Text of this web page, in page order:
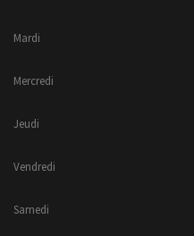
Mardi
Mercredi
Jeudi
Vendredi
Samedi